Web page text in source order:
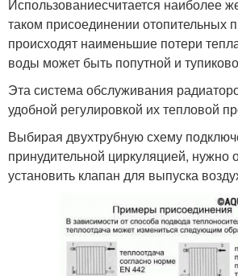
Использованиесчитается наиболее
таком присоединении отопительных
происходят наименьшие потери
воды может быть попутной и
Эта система обслуживания
удобной регулировкой их тепловой
Выбирая двухтрубную схему
принудительной циркуляцией, нужно
установить клапан для выпуска